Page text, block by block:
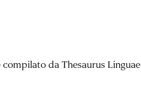
da Thesaurus Linguae